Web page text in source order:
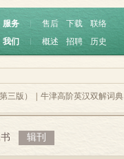
服务 ︱ 售后 下载
联络
我们
概述 招聘 历史
三版） 牛津高阶英汉双解词典
辑刊